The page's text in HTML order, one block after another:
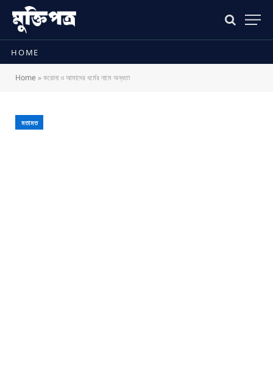
HOME
Home »করোনা ও আমাদের ধর্মের নামে অন্ধতা
মতামত